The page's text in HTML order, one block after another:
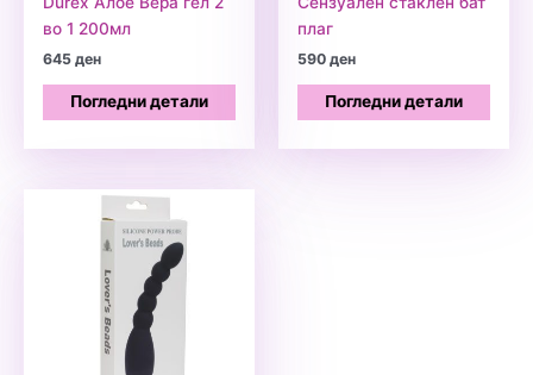
во 1 200мл
645ден
Погледни детали
плаг
590ден
Погледни детали